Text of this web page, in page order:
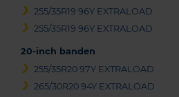
255/35R19 96Y EXTRALOAD
255/35R19 96Y EXTRALOAD
20-inch banden
255/35R20 97Y EXTRALOAD
265/30R20 94Y EXTRALOAD